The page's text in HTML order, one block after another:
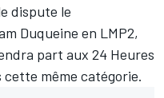
dispute le
Duqueine en LMP2,
part aux 24 Heures
cette même catégorie.